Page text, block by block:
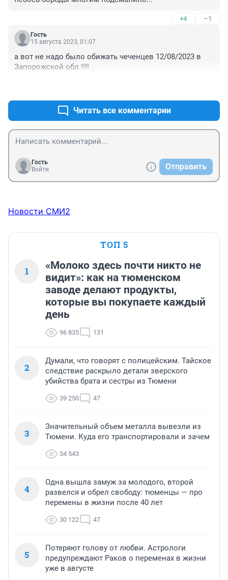
+4 –1
Гость
15 августа 2023, 01:07
а вот не надо было обижать чеченцев 12/08/2023 в
Запорожской обл.!!!!
Читать все комментарии
Гость
Войти
Отправить
Новости СМИ2
ТОП 5
1
«Молоко здесь почти никто не
видит»: как на тюменском
заводе делают продукты,
которые вы покупаете каждый
день
96 835 131
2
Думали, что говорят с полицейским. Тайское
следствие раскрыло детали зверского
убийства брата и сестры из Тюмени
39 250 47
3
Значительный объем металла вывезли из
Тюмени. Куда его транспортировали и зачем
34 543
4
Одна вышла замуж за молодого, второй
развелся и обрел свободу: тюменцы — про
перемены в жизни после 40 лет
30 122 47
5
Потеряют голову от любви. Астрологи
предупреждают Раков о переменах в жизни
уже в августе